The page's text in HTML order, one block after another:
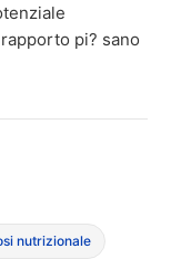
pi? sano
nutrizionale